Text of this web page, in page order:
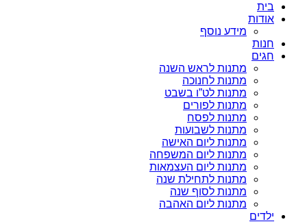
בית
אודות
מידע נוסף
חנות
חגים
מתנות לראש השנה
מתנות לחנוכה
מתנות לט”ו בשבט
מתנות לפורים
מתנות לפסח
מתנות לשבועות
מתנות ליום האישה
מתנות ליום המשפחה
מתנות ליום העצמאות
מתנות לתחילת שנה
מתנות לסוף שנה
מתנות ליום האהבה
ילדים